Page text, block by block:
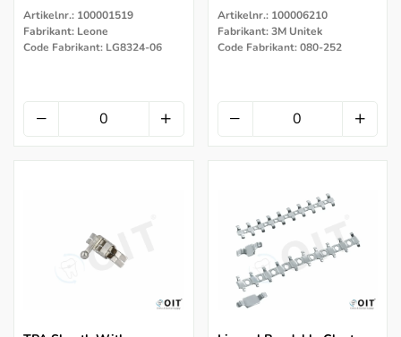
Artikelnr.: 100001519
Fabrikant: Leone
Code Fabrikant: LG8324-06
Artikelnr.: 100006210
Fabrikant: 3M Unitek
Code Fabrikant: 080-252